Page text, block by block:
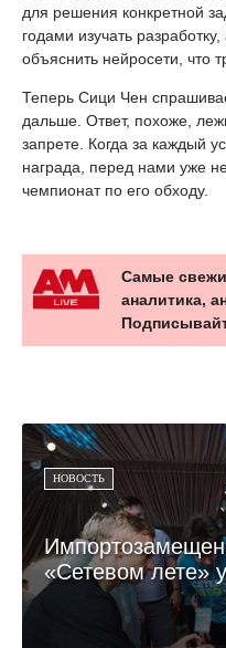
для решения конкретной
годами изучать
объяснить нейросети, что
Теперь Сици Чен
дальше. Ответ, похоже,
запрете. Когда за каждый
награда, перед нами уже
чемпионат по его обходу.
Самые
аналитика,
НОВОСТЬ
«Сетевом лете»